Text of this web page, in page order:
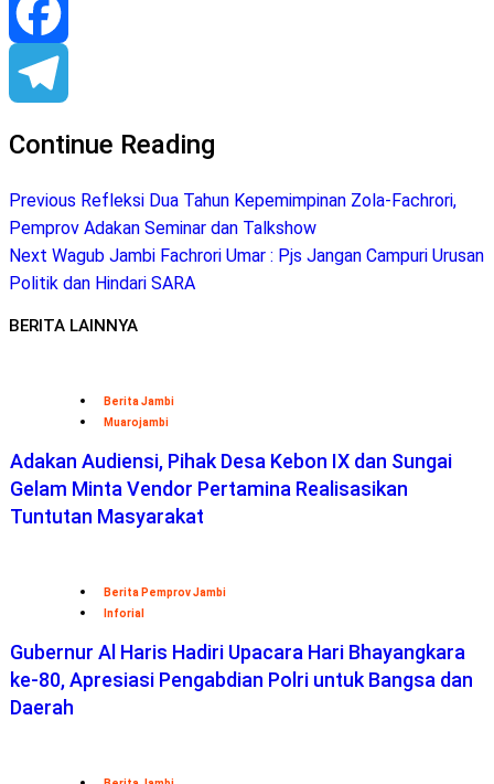
Pinterest
Facebook
Telegram
Continue Reading
Previous Refleksi Dua Tahun Kepemimpinan Zola-Fachrori,
Pemprov Adakan Seminar dan Talkshow
Next Wagub Jambi Fachrori Umar : Pjs Jangan Campuri Urusan
Politik dan Hindari SARA
BERITA LAINNYA
Berita Jambi
Muarojambi
Adakan Audiensi, Pihak Desa Kebon IX dan Sungai
Gelam Minta Vendor Pertamina Realisasikan
Tuntutan Masyarakat
Berita Pemprov Jambi
Inforial
Gubernur Al Haris Hadiri Upacara Hari Bhayangkara
ke-80, Apresiasi Pengabdian Polri untuk Bangsa dan
Daerah